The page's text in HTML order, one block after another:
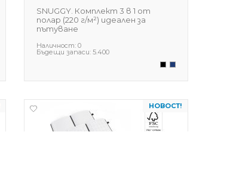
SNUGGY. Комплект 3 в 1 от
полар (220 г/м²) идеален за
пътуване
Наличност: 0
Бъдещи запаси: 5.400
НОВОСТ!